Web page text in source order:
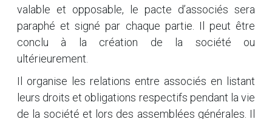
valable et opposable, le pacte d’associés sera
paraphé et signé par chaque partie. Il peut être
conclu à la création de la société ou
ultérieurement.
Il organise les relations entre associés en listant
leurs droits et obligations respectifs pendant la vie
de la société et lors des assemblées générales. Il